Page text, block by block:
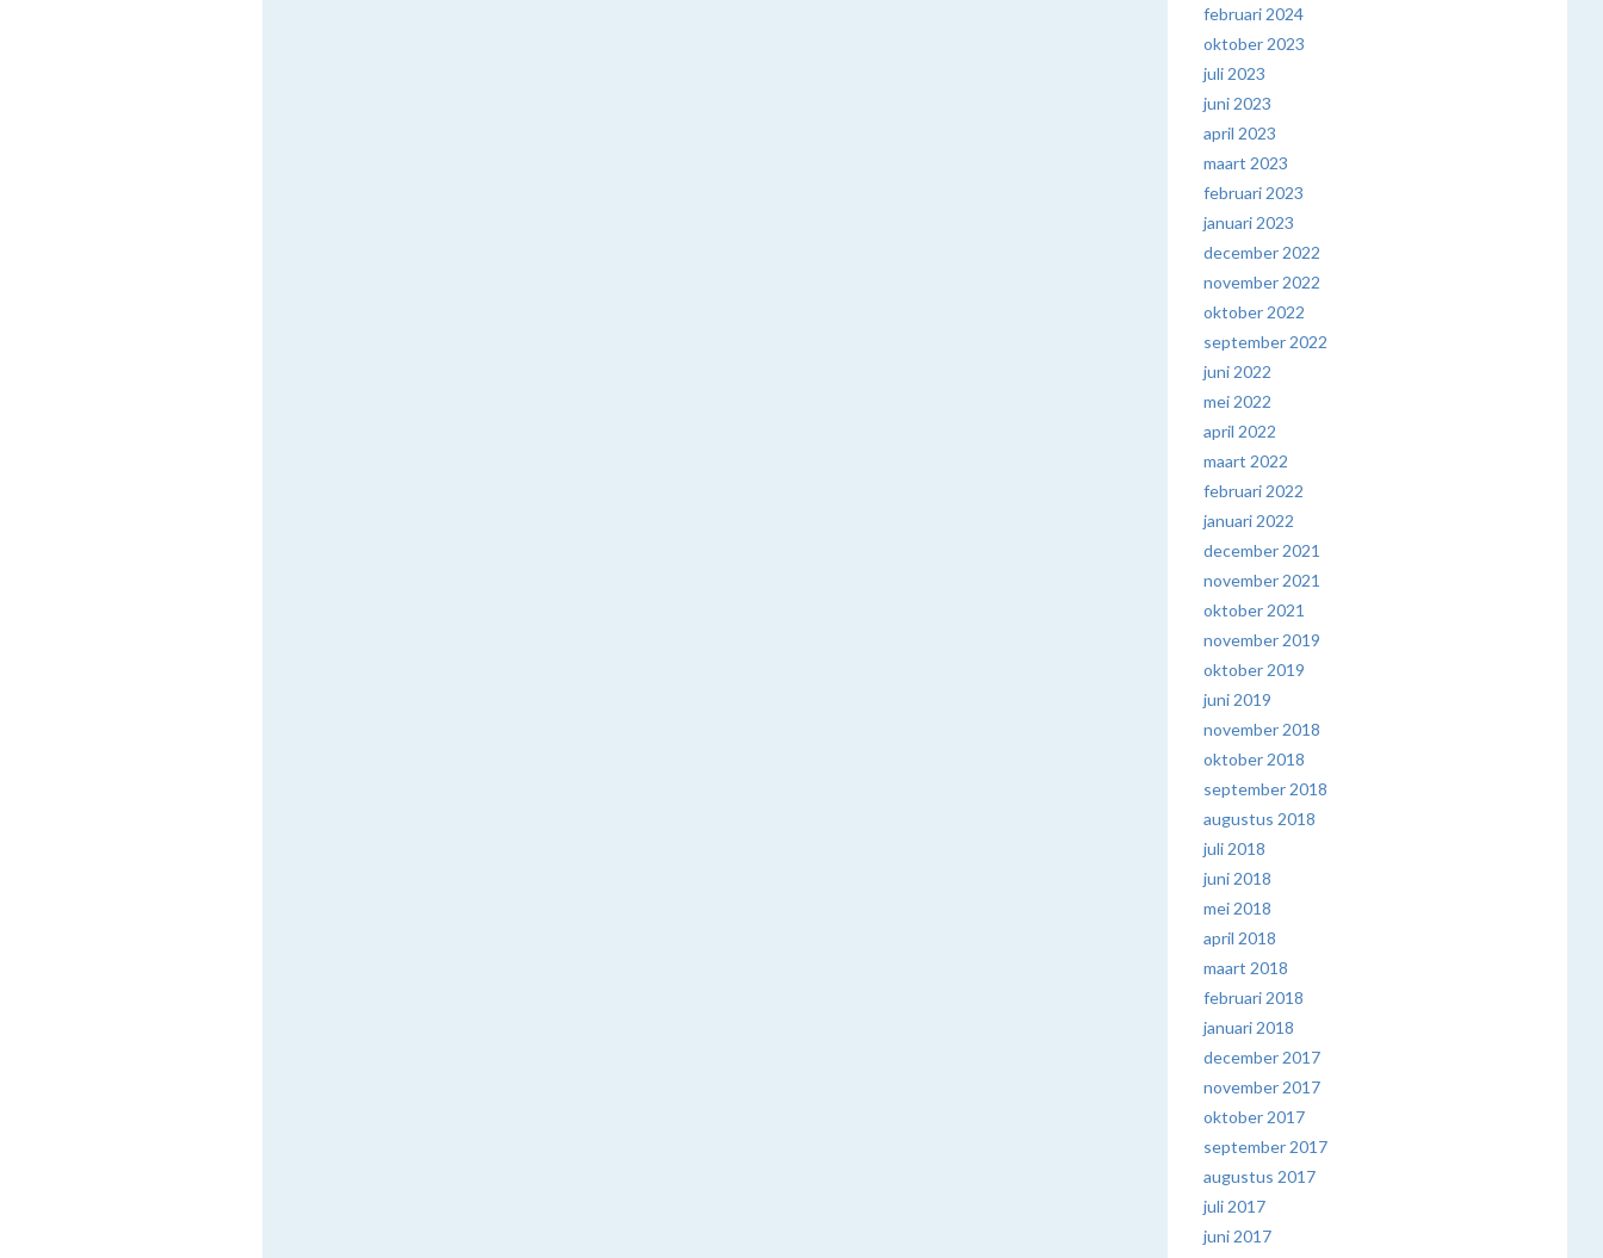
februari 2024
oktober 2023
juli 2023
juni 2023
april 2023
maart 2023
februari 2023
januari 2023
december 2022
november 2022
oktober 2022
september 2022
juni 2022
mei 2022
april 2022
maart 2022
februari 2022
januari 2022
december 2021
november 2021
oktober 2021
november 2019
oktober 2019
juni 2019
november 2018
oktober 2018
september 2018
augustus 2018
juli 2018
juni 2018
mei 2018
april 2018
maart 2018
februari 2018
januari 2018
december 2017
november 2017
oktober 2017
september 2017
augustus 2017
juli 2017
juni 2017